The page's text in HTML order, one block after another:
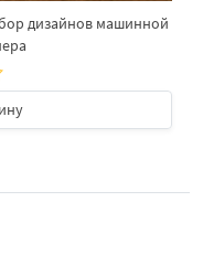
дизайнов машинной